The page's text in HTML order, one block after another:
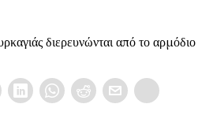
διερευνώνται από το αρμόδιο